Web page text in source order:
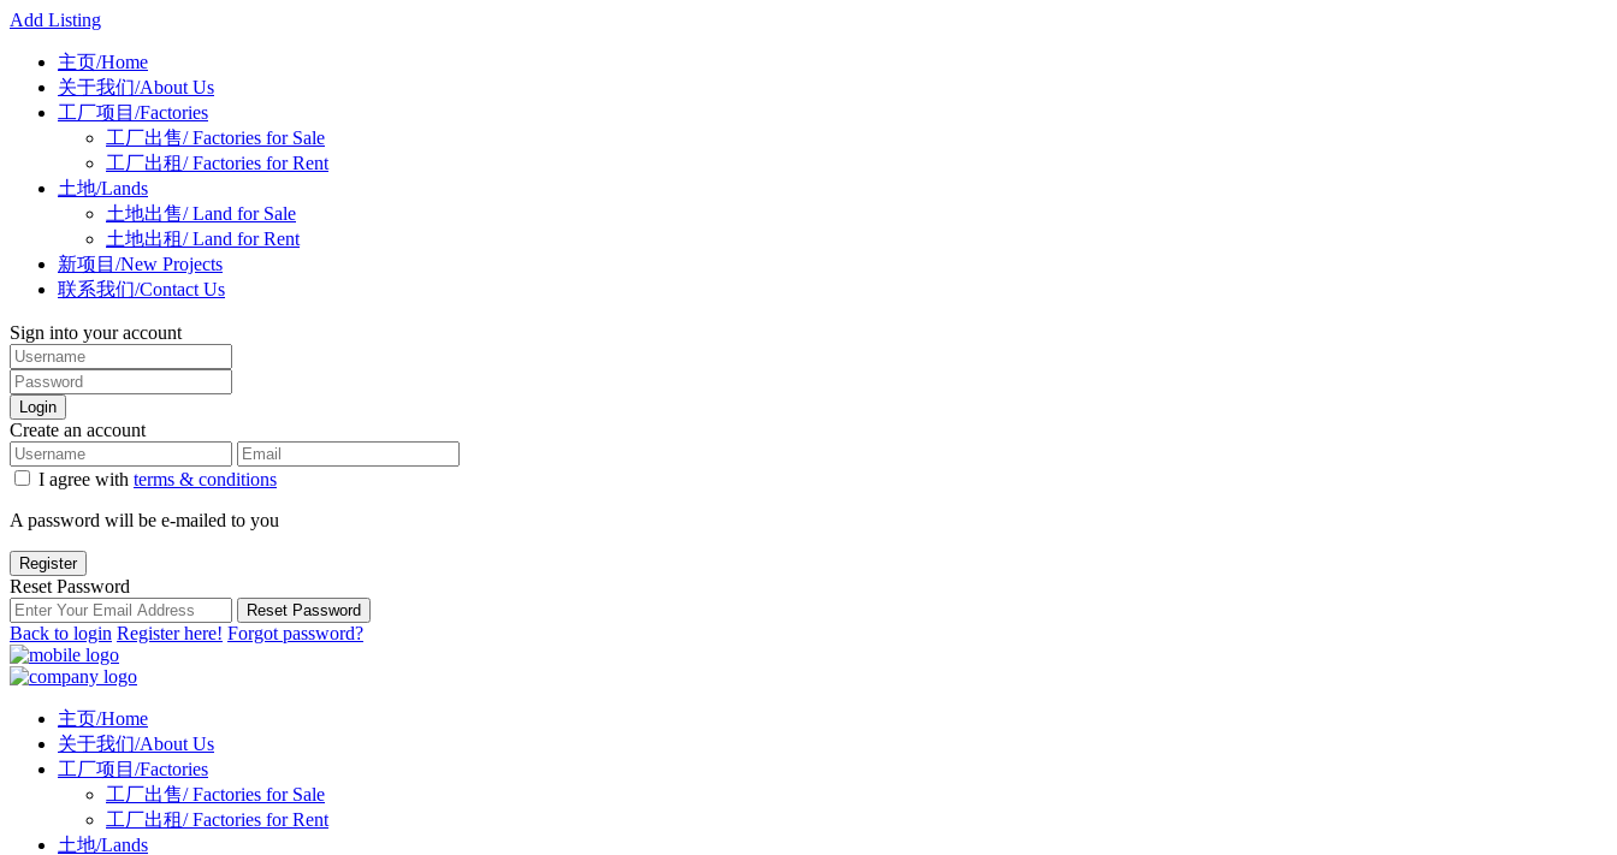
Add Listing
主页/Home
关于我们/About Us
工厂项目/Factories
工厂出售/ Factories for Sale
工厂出租/ Factories for Rent
土地/Lands
土地出售/ Land for Sale
土地出租/ Land for Rent
新项目/New Projects
联系我们/Contact Us
Sign into your account
Login
Create an account
I agree with terms & conditions
A password will be e-mailed to you
Register
Reset Password
Reset Password
Back to login Register here! Forgot password?
主页/Home
关于我们/About Us
工厂项目/Factories
工厂出售/ Factories for Sale
工厂出租/ Factories for Rent
土地/Lands